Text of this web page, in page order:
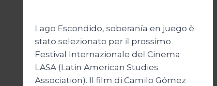
Lago Escondido, soberanía en juego è
stato selezionato per il prossimo
Festival Internazionale del Cinema
LASA (Latin American Studies
Association). Il film di Camilo Gómez